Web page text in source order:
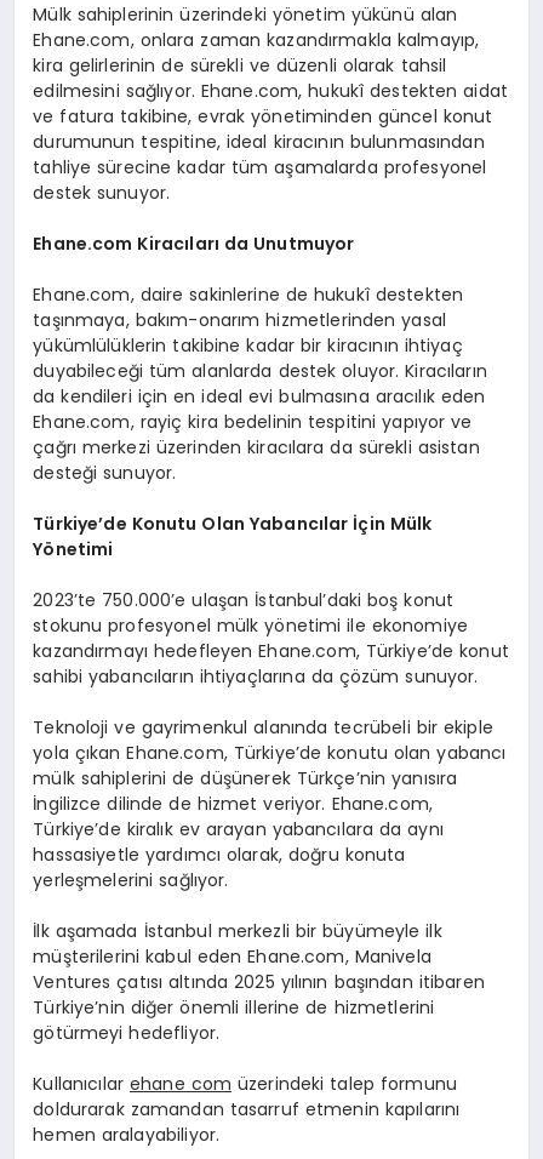
Mülk sahiplerinin üzerindeki yönetim yükünü alan
Ehane.com, onlara zaman kazandırmakla kalmayıp,
kira gelirlerinin de sürekli ve düzenli olarak tahsil
edilmesini sağlıyor. Ehane.com, hukukî destekten aidat
ve fatura takibine, evrak yönetiminden güncel konut
durumunun tespitine, ideal kiracının bulunmasından
tahliye sürecine kadar tüm aşamalarda profesyonel
destek sunuyor.
Ehane.com Kiracıları da Unutmuyor
Ehane.com, daire sakinlerine de hukukî destekten
taşınmaya, bakım-onarım hizmetlerinden yasal
yükümlülüklerin takibine kadar bir kiracının ihtiyaç
duyabileceği tüm alanlarda destek oluyor. Kiracıların
da kendileri için en ideal evi bulmasına aracılık eden
Ehane.com, rayiç kira bedelinin tespitini yapıyor ve
çağrı merkezi üzerinden kiracılara da sürekli asistan
desteği sunuyor.
Türkiye’de Konutu Olan Yabancılar İçin Mülk
Yönetimi
2023’te 750.000’e ulaşan İstanbul’daki boş konut
stokunu profesyonel mülk yönetimi ile ekonomiye
kazandırmayı hedefleyen Ehane.com, Türkiye’de konut
sahibi yabancıların ihtiyaçlarına da çözüm sunuyor.
Teknoloji ve gayrimenkul alanında tecrübeli bir ekiple
yola çıkan Ehane.com, Türkiye’de konutu olan yabancı
mülk sahiplerini de düşünerek Türkçe’nin yanısıra
İngilizce dilinde de hizmet veriyor. Ehane.com,
Türkiye’de kiralık ev arayan yabancılara da aynı
hassasiyetle yardımcı olarak, doğru konuta
yerleşmelerini sağlıyor.
İlk aşamada İstanbul merkezli bir büyümeyle ilk
müşterilerini kabul eden Ehane.com, Manivela
Ventures çatısı altında 2025 yılının başından itibaren
Türkiye’nin diğer önemli illerine de hizmetlerini
götürmeyi hedefliyor.
Kullanıcılar ehane com üzerindeki talep formunu
doldurarak zamandan tasarruf etmenin kapılarını
hemen aralayabiliyor.